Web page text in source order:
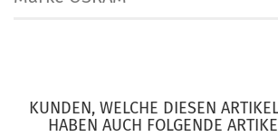
KUNDEN, WELCHE DIESEN
HABEN AUCH FOLGENDE